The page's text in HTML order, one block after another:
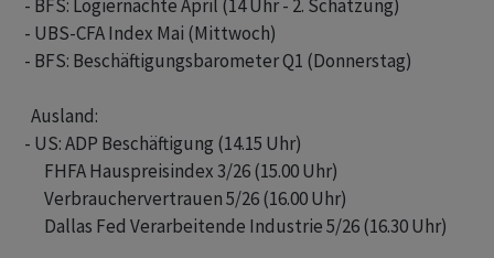
- BFS: Logiernächte April (14 Uhr - 2. Schätzung)
- UBS-CFA Index Mai (Mittwoch)
- BFS: Beschäftigungsbarometer Q1 (Donnerstag)
  Ausland:
- US: ADP Beschäftigung (14.15 Uhr)
      FHFA Hauspreisindex 3/26 (15.00 Uhr)
      Verbrauchervertrauen 5/26 (16.00 Uhr)
      Dallas Fed Verarbeitende Industrie 5/26 (16.30 Uhr)